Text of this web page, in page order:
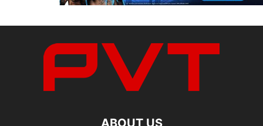
ABOUT US